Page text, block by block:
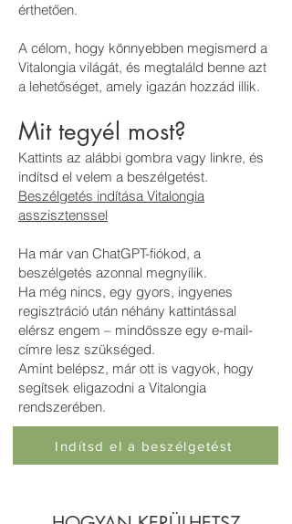
érthetően.
A célom, hogy könnyebben megismerd a
Vitalongia világát, és megtaláld benne azt
a lehetőséget, amely igazán hozzád illik.
Mit tegyél most?
Kattints az alábbi gombra vagy linkre, és
indítsd el velem a beszélgetést.
Beszélgetés indítása Vitalongia
asszisztenssel
Ha már van ChatGPT-fiókod, a
beszélgetés azonnal megnyílik.
Ha még nincs, egy gyors, ingyenes
regisztráció után néhány kattintással
elérsz engem – mindössze egy e-mail-
címre lesz szükséged.
Amint belépsz, már ott is vagyok, hogy
segítsek eligazodni a Vitalongia
rendszerében.
Indítsd el a beszélgetést